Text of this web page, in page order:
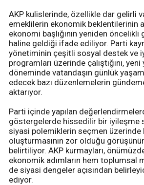
AKP kulislerinde, özellikle dar gelirli
emeklilerin ekonomik beklentilerinin
ekonomi başlığının yeniden
haline geldiği ifade ediliyor. Parti
yönetiminin çeşitli sosyal destek ve
programları üzerinde çalıştığını,
döneminde vatandaşın günlük
edecek bazı düzenlemelerin
aktarıyor.
Parti içinde yapılan
göstergelerde hissedilir bir iyileşme
siyasi polemiklerin seçmen üzerinde
oluşturmasının zor olduğu görüşünün
belirtiliyor. AKP kurmayları,
ekonomik adımların hem toplumsal
de siyasi dengeler açısından
ediyor.